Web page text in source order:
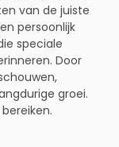
van de juiste
persoonlijk
speciale
Door
groei.